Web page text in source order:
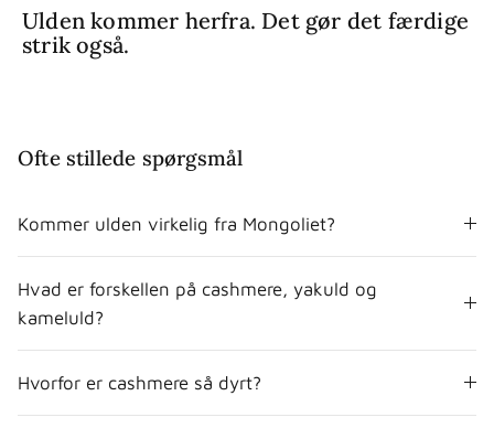
Ulden kommer herfra. Det gør det færdige
strik også.
Ofte stillede spørgsmål
Kommer ulden virkelig fra Mongoliet?
Hvad er forskellen på cashmere, yakuld og
kameluld?
Hvorfor er cashmere så dyrt?